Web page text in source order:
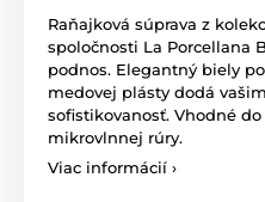
Raňajková súprava z
spoločnosti La Porcellana
podnos. Elegantný biely
medovej plásty dodá
sofistikovanosť. Vhodné
mikrovlnnej rúry.
Viac informácií ›